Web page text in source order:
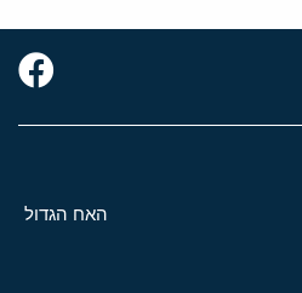
האח הגדול